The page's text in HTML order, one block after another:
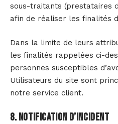
sous-traitants (prestataires
afin de réaliser les finalités
Dans la limite de leurs
les finalités rappelées ci-
personnes susceptibles
Utilisateurs du site sont
notre service client.
8. Notification d’incident